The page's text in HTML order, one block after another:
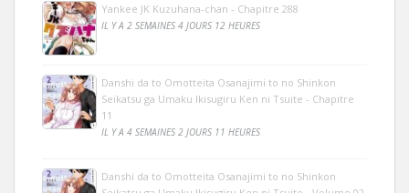
Yankee JK Kuzuhana-chan - Chapitre 288
IL Y A 2 SEMAINES 4 JOURS 12 HEURES
Danshi da to Omotteita Osanajimi to no Shinkon
Seikatsu ga Umaku Ikisugiru Ken ni Tsuite - Chapitre
11
IL Y A 4 SEMAINES 2 JOURS 11 HEURES
Danshi da to Omotteita Osanajimi to no Shinkon